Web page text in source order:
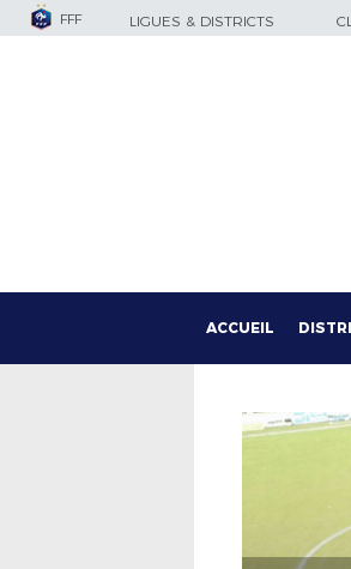
FFF LIGUES & DISTRICTS
ACCUEIL